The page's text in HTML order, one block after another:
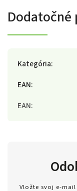
Kategória:
EAN:
EAN:
Vložte svoj e-